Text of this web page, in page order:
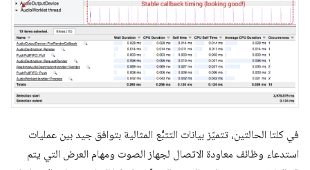
في كلتا الحالتين، تتميّز بيانات التتبُّع المثالية بتوافق جيد بين عمليات
استدعاء وظائف معاودة الاتصال لجهاز الصوت ومهام العرض التي يتم